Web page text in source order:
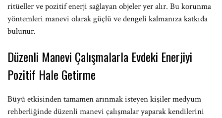
ritüeller ve pozitif enerji sağlayan objeler yer alır. Bu korunma
yöntemleri manevi olarak güçlü ve dengeli kalmanıza katkıda
bulunur.
Düzenli Manevi Çalışmalarla Evdeki Enerjiyi
Pozitif Hale Getirme
Büyü etkisinden tamamen arınmak isteyen kişiler medyum
rehberliğinde düzenli manevi çalışmalar yaparak kendilerini